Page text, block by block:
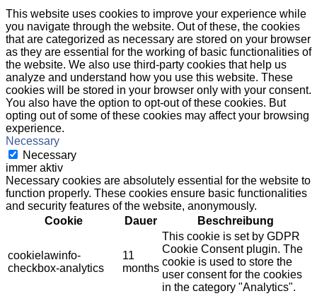
This website uses cookies to improve your experience while
you navigate through the website. Out of these, the cookies
that are categorized as necessary are stored on your browser
as they are essential for the working of basic functionalities of
the website. We also use third-party cookies that help us
analyze and understand how you use this website. These
cookies will be stored in your browser only with your consent.
You also have the option to opt-out of these cookies. But
opting out of some of these cookies may affect your browsing
experience.
Necessary
Necessary
immer aktiv
Necessary cookies are absolutely essential for the website to
function properly. These cookies ensure basic functionalities
and security features of the website, anonymously.
Cookie
Dauer Beschreibung
cookielawinfo-
checkbox-analytics
11
months
This cookie is set by GDPR
Cookie Consent plugin. The
cookie is used to store the
user consent for the cookies
in the category "Analytics".